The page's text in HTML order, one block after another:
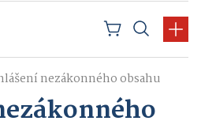
nezákonného obsahu